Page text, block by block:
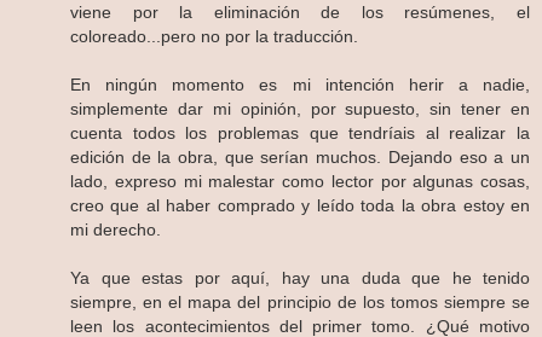
viene por la eliminación de los resúmenes, el
coloreado...pero no por la traducción.
En ningún momento es mi intención herir a nadie,
simplemente dar mi opinión, por supuesto, sin tener en
cuenta todos los problemas que tendríais al realizar la
edición de la obra, que serían muchos. Dejando eso a un
lado, expreso mi malestar como lector por algunas cosas,
creo que al haber comprado y leído toda la obra estoy en
mi derecho.
Ya que estas por aquí, hay una duda que he tenido
siempre, en el mapa del principio de los tomos siempre se
leen los acontecimientos del primer tomo. ¿Qué motivo